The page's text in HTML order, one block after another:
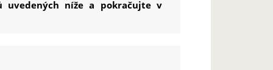
uvedených níže a pokračujte v